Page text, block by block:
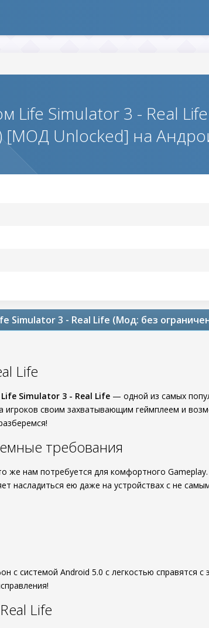
Life Simulator 3 - Real
[МОД Unlocked] на
Simulator 3 - Real Life (Мод: без
Life
Life Simulator 3 - Real Life — одной из самых
игроков своим захватывающим геймплеем и
требования
же нам потребуется для комфортного Gameplay.
насладиться ею даже на устройствах с не
с системой Android 5.0 с легкостью справятся с
Life